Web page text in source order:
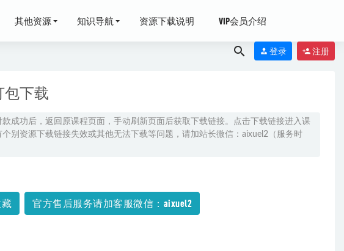
其他资源 知识导航 资源下载说明 VIP会员介绍
登录 注册
包下载
成功后，返回原课程页面，手动刷新页面后获取下载链接。点击下载链接进入课
别资源下载链接失效或其他无法下载等问题，请加站长微信：aixuel2（服务时
官方售后服务请加客服微信：aixuel2
堂笔记+讲义（寒-春-暑-
堂笔记
02
段 2024-01-06
网盘下载